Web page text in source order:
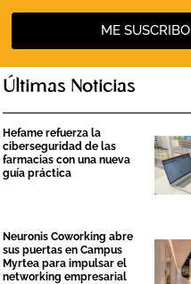
ME SUSCRIBO
Últimas Noticias
Hefame refuerza la
ciberseguridad de las
farmacias con una nueva
guía práctica
Neuronis Coworking abre
sus puertas en Campus
Myrtea para impulsar el
networking empresarial